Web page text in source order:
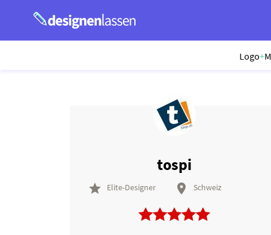
Logo+
tospi
 Elite-Designer  Schweiz